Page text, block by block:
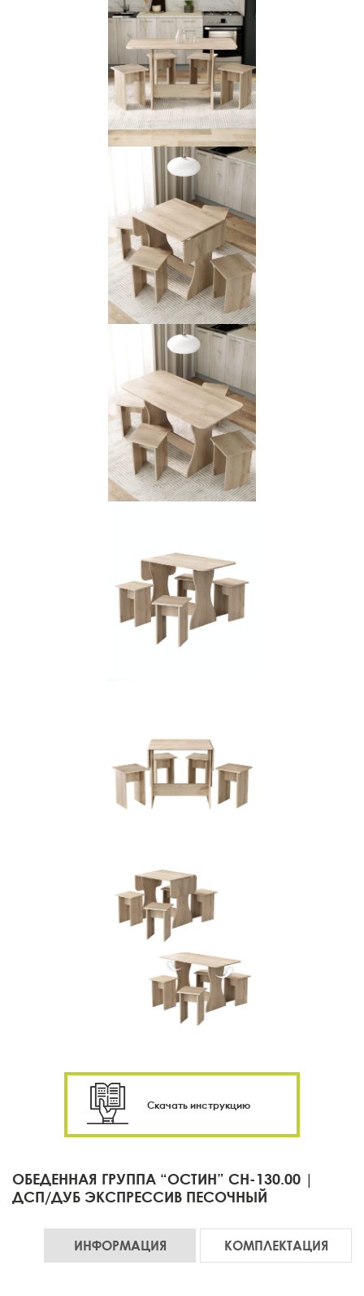
Скачать инструкцию
ОБЕДЕННАЯ ГРУППА “ОСТИН” СН-130.00 |
ДСП/ДУБ ЭКСПРЕССИВ ПЕСОЧНЫЙ
ИНФОРМАЦИЯ КОМПЛЕКТАЦИЯ